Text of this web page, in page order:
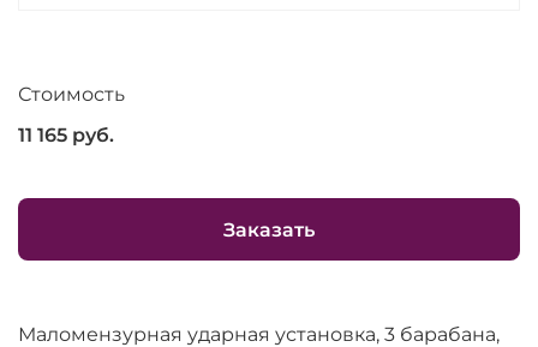
Стоимость
11 165 руб.
Заказать
Маломензурная ударная установка, 3 барабана,